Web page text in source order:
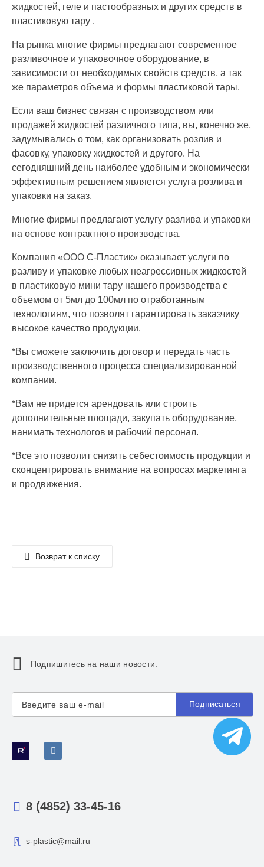
жидкостей, геле и пастообразных и других средств в
пластиковую тару .
На рынка многие фирмы предлагают современное
разливочное и упаковочное оборудование, в
зависимости от необходимых свойств средств, а так
же параметров объема и формы пластиковой тары.
Если ваш бизнес связан с производством или
продажей жидкостей различного типа, вы, конечно же,
задумывались о том, как организовать розлив и
фасовку, упаковку жидкостей и другого. На
сегодняшний день наиболее удобным и экономически
эффективным решением является услуга розлива и
упаковки на заказ.
Многие фирмы предлагают услугу разлива и упаковки
на основе контрактного производства.
Компания «ООО С-Пластик» оказывает услуги по
разливу и упаковке любых неагрессивных жидкостей
в пластиковую мини тару нашего производства с
объемом от 5мл до 100мл по отработанным
технологиям, что позволят гарантировать заказчику
высокое качество продукции.
*Вы сможете заключить договор и передать часть
производственного процесса специализированной
компании.
*Вам не придется арендовать или строить
дополнительные площади, закупать оборудование,
нанимать технологов и рабочий персонал.
*Все это позволит снизить себестоимость продукции и
сконцентрировать внимание на вопросах маркетинга
и продвижения.
Возврат к списку
Подпишитесь на наши новости:
Подписаться
8 (4852) 33-45-16
s-plastic@mail.ru